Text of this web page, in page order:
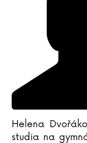
Marta Bartolj
Tereza
Jordan Belfort
Václav
Vladislav Beneš
Adrian Besley
Laurent Binet
Helena
studia na